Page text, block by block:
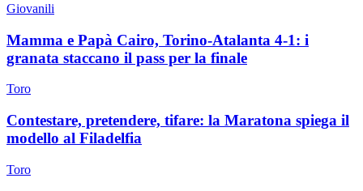
Giovanili
Mamma e Papà Cairo, Torino-Atalanta 4-1: i
granata staccano il pass per la finale
Toro
Contestare, pretendere, tifare: la Maratona spiega il
modello al Filadelfia
Toro